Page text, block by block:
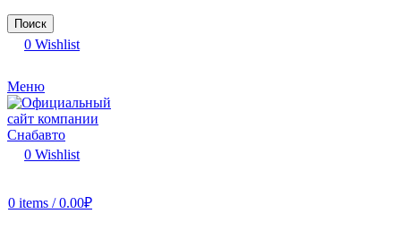
Поиск
0 Wishlist
Меню
0 Wishlist
0 items / 0.00₽